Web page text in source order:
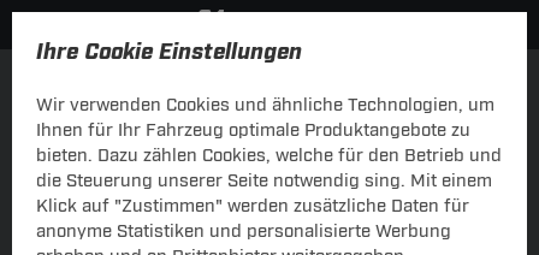
Ihre Cookie Einstellungen
Wir verwenden Cookies und ähnliche Technologien, um
Ihnen für Ihr Fahrzeug optimale Produktangebote zu
bieten. Dazu zählen Cookies, welche für den Betrieb und
die Steuerung unserer Seite notwendig sing. Mit einem
Klick auf "Zustimmen" werden zusätzliche Daten für
anonyme Statistiken und personalisierte Werbung
Einkaufen über Fahrzeug über Schlüsselnummer